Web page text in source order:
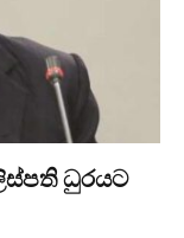
ධුරයට